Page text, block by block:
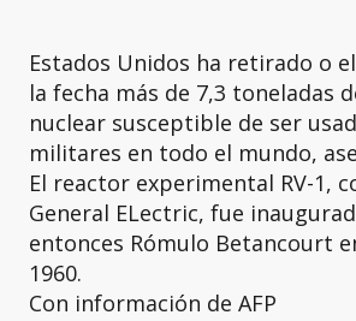
Estados Unidos ha retirado o
la fecha más de 7,3 toneladas
nuclear susceptible de ser
militares en todo el mundo,
El reactor experimental RV-1,
General ELectric, fue
entonces Rómulo Betancourt
1960.
Con información de AFP